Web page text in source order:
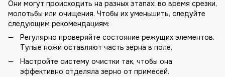
Они могут происходить на разных этапах: во время срезки,
молотьбы или очищения. Чтобы их уменьшить, следуйте
следующим рекомендациям:
Регулярно проверяйте состояние режущих элементов.
Тупые ножи оставляют часть зерна в поле.
Настройте систему очистки так, чтобы она
эффективно отделяла зерно от примесей.